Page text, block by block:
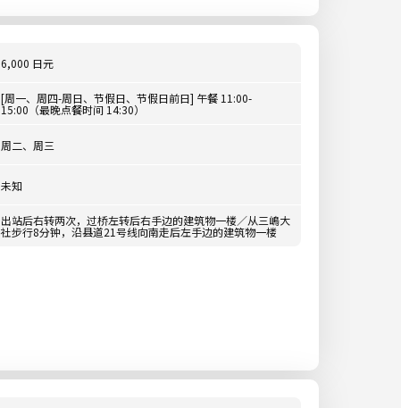
6,000 日元
[周一、周四-周日、节假日、节假日前日] 午餐 11:00-
15:00（最晚点餐时间 14:30）
周二、周三
未知
出站后右转两次，过桥左转后右手边的建筑物一楼／从三嶋大
社步行8分钟，沿县道21号线向南走后左手边的建筑物一楼